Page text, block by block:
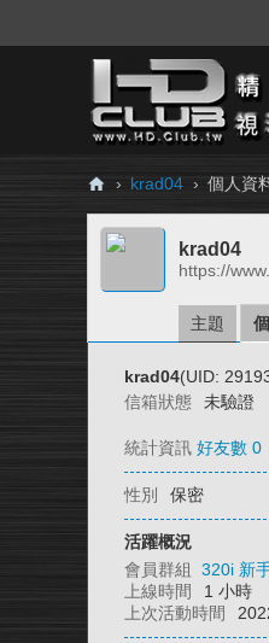
H
Cl
› krad04 › 個人資
krad04
https://
主題
krad04(UID:
信箱狀態
未驗證
統計資訊 好友數 0
性別 保密
活躍概況
會員群組 320i 新
上線時間
1 小時
上次活動時間